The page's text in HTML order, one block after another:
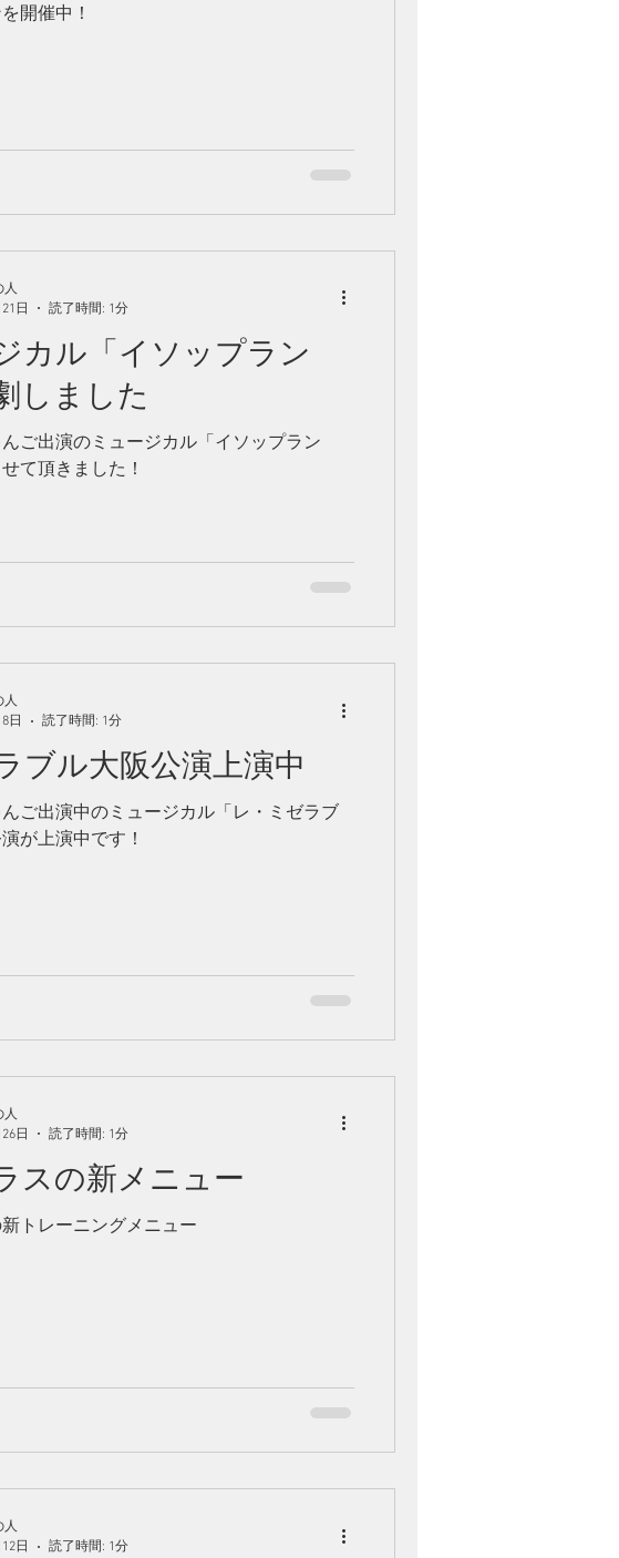
開催中！
カル「イソップラン
しました
ご出演のミュージカル「イソップラン
て頂きました！
人
日
読了時間: 1分
ブル大阪公演上演中
ご出演中のミュージカル「レ・ミゼラブ
が上演中です！
人
日
読了時間: 1分
スの新メニュー
トレーニングメニュー
人
日
読了時間: 1分
人
日
読了時間: 1分